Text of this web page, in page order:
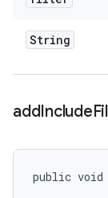
String
addInclude
public